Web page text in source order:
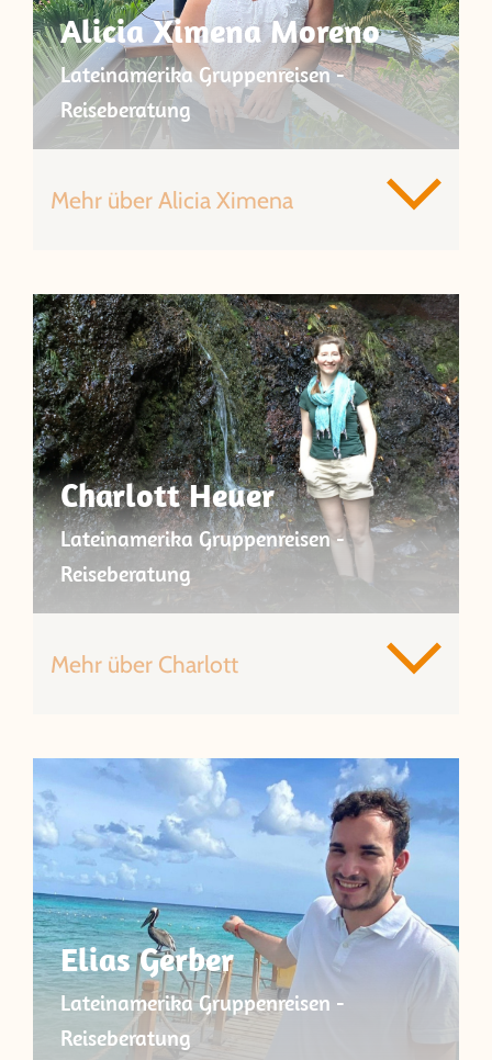
Alicia Ximena Moreno
Lateinamerika Gruppenreisen -
Reiseberatung
Mehr über Alicia Ximena
Charlott Heuer
Lateinamerika Gruppenreisen -
Reiseberatung
Mehr über Charlott
Elias Gerber
Lateinamerika Gruppenreisen -
Reiseberatung